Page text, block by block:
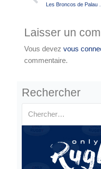
Laisser un
Vous devez vous
commentaire.
Rechercher